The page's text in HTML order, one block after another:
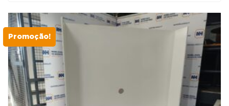
Promoção!